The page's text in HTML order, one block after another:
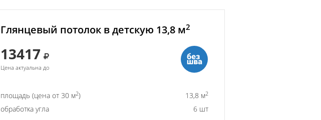
Глянцевый потолок в детскую 13,8 м2
13417
Цена актуальна до
площадь (цена от 30 м2) 13,8 м2
обработка угла 6 шт